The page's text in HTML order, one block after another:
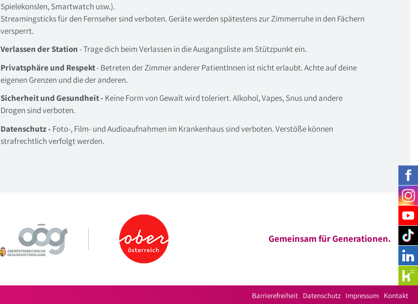
Spielekonslen, Smartwatch usw.).
Streamingsticks für den Fernseher sind verboten. Geräte werden spätestens zur Zimmerruhe in den Fächern
versperrt.
Verlassen der Station- Trage dich beim Verlassen in die Ausgangsliste am Stützpunkt ein.
Privatsphäre und Respekt- Betreten der Zimmer anderer PatientInnen ist nicht erlaubt. Achte auf deine
eigenen Grenzen und die der anderen.
Sicherheit und Gesundheit - Keine Form von Gewalt wird toleriert. Alkohol, Vapes, Snus und andere
Drogen sind verboten.
Datenschutz - Foto-, Film- und Audioaufnahmen im Krankenhaus sind verboten. Verstöße können
strafrechtlich verfolgt werden.
Gemeinsam für Generationen.
Barrierefreiheit Datenschutz Impressum Kontakt